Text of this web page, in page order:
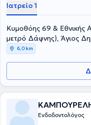
Ιατρείο 1
Κυμοθόης 69 & Εθνικής
μετρό Δάφνης), Άγιος
6,0 km
Ενδοδοντολόγος